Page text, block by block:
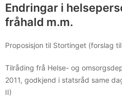
Endringar i
fråhald m.m.
Proposisjon til Stortinget (forslag
Tilråding frå Helse- og
2011, godkjend i statsråd same
II)